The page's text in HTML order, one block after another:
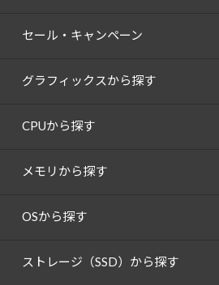
セール・キャンペーン
グラフィックスから探す
CPUから探す
メモリから探す
OSから探す
ストレージ（SSD）から探す